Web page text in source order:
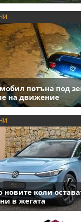
потъна под
на движение
новите коли
в жегата